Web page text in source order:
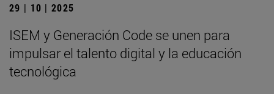
29 | 10 | 2025
ISEM y Generación Code se unen para
impulsar el talento digital y la educación
tecnológica